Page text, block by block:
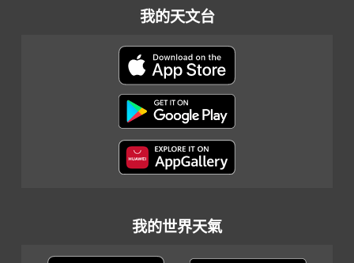
我的天文台
我的世界天氣